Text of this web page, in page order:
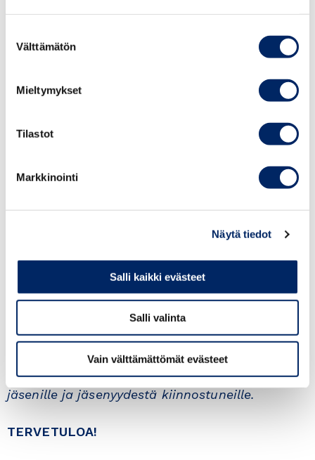
valinta
Välttämätön
Mieltymykset
Tilastot
Markkinointi
Näytä tiedot
Salli kaikki evästeet
Salli valinta
Vain välttämättömät evästeet
SKAK
9.05 Ville Lintervo, Sales Director, Code School
10.00 Tilaisuus päättyy
Pyydämme ilmoittautumiset
21.11.2021 mennessä.
ILMOITTAUDU MUKAAN
Tilaisuus on tarkoitettu kauppayhdistyksen
jäsenille ja jäsenyydestä kiinnostuneille.
TERVETULOA!